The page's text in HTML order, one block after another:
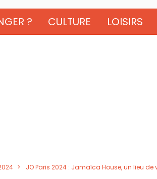
? CULTURE LOISIRS
JO Paris 2024 : Jamaïca House, un lieu